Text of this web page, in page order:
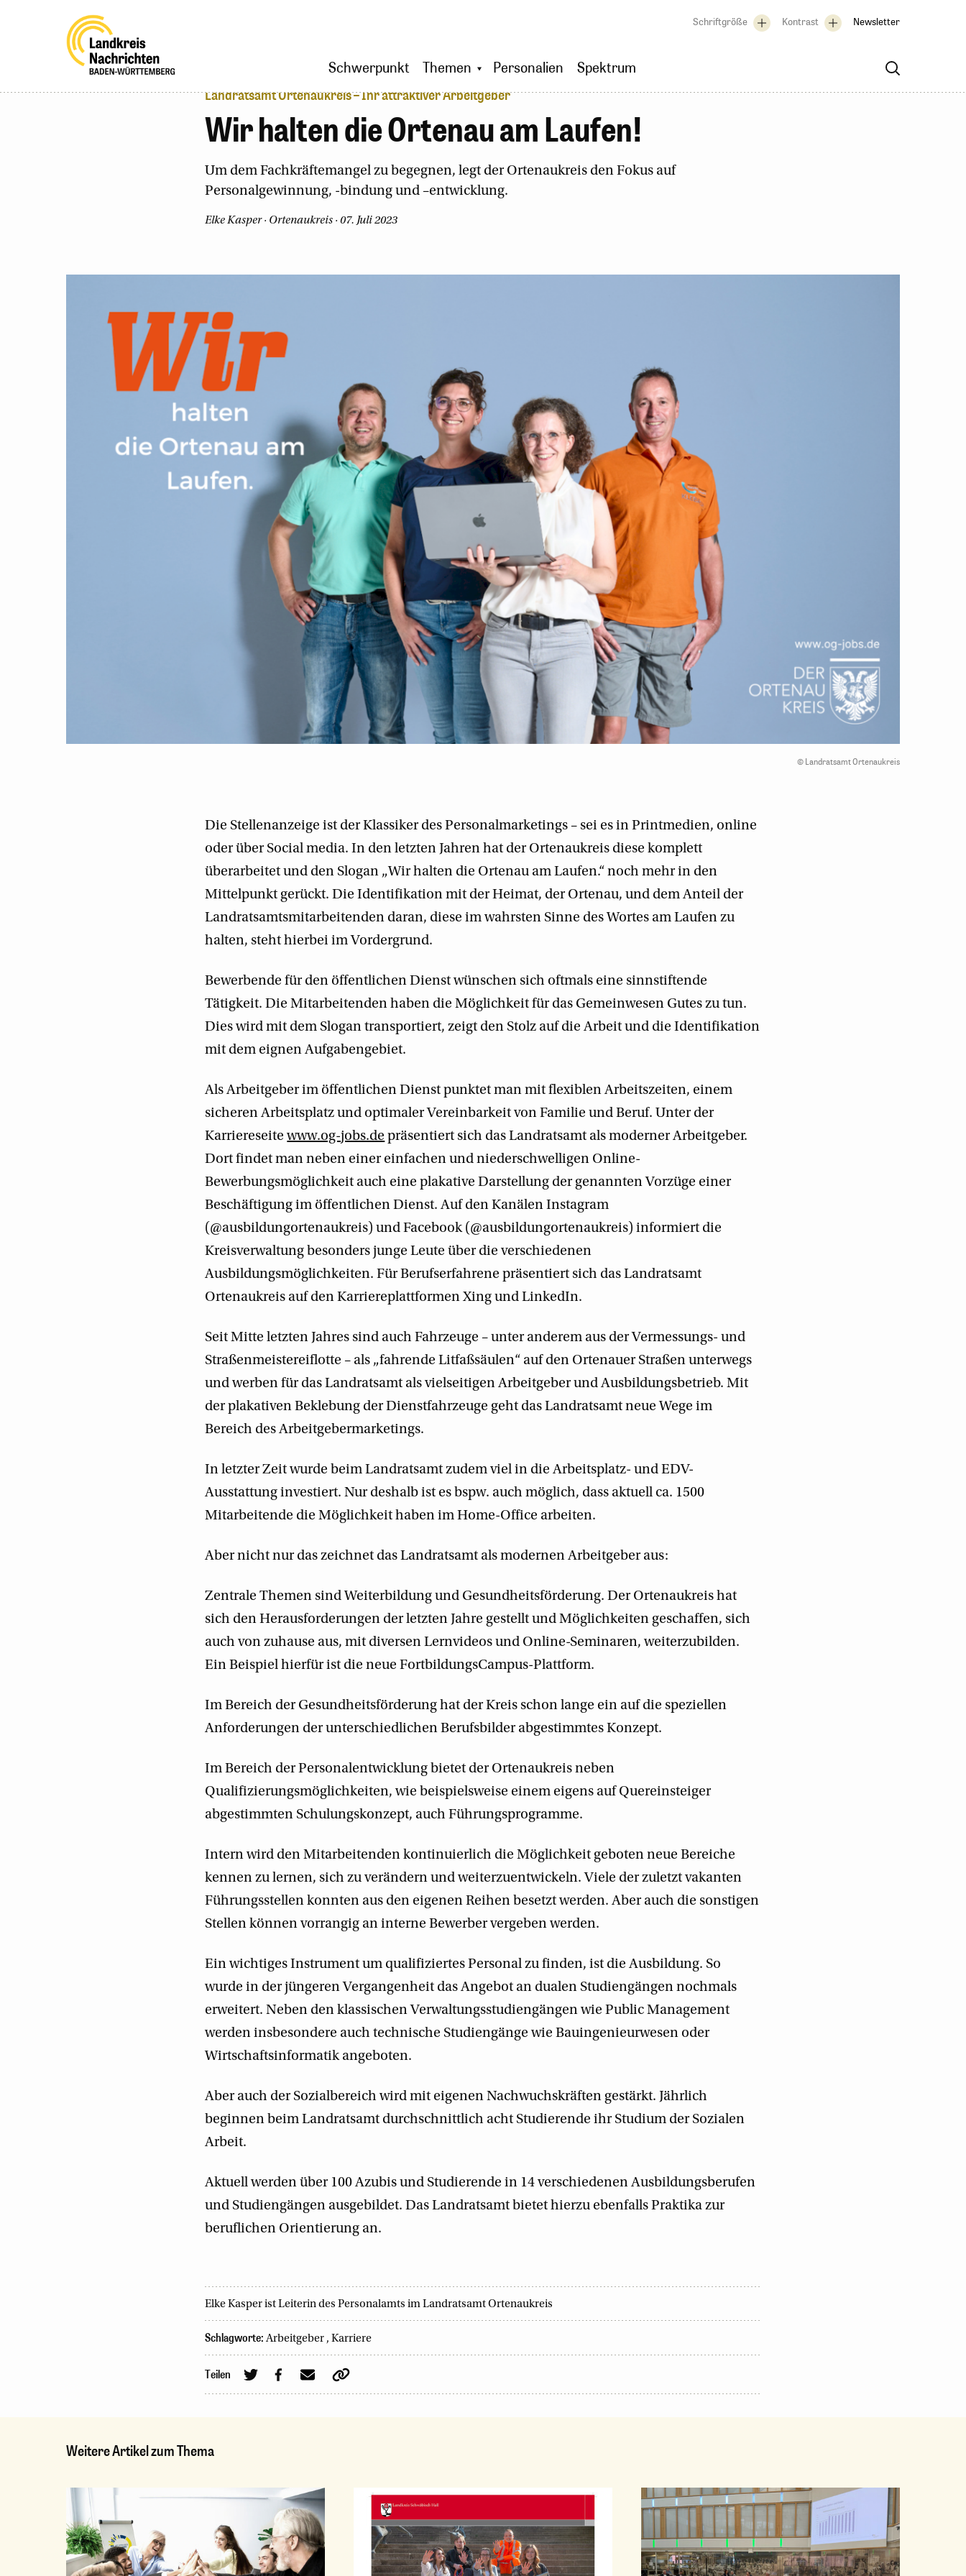
Schriftgröße Kontrast Newsletter
Schwerpunkt Themen Personalien
Spektrum
Landratsamt Ortenaukreis – Ihr attraktiver Arbeitgeber
Wir halten die Ortenau am Laufen!
Um dem Fachkräftemangel zu begegnen, legt der Ortenaukreis den Fokus auf
Personalgewinnung, -bindung und –entwicklung.
Elke Kasper· Ortenaukreis · 07. Juli 2023
© Landratsamt Ortenaukreis
Die Stellenanzeige ist der Klassiker des Personalmarketings – sei es in Printmedien, online
oder über Social media. In den letzten Jahren hat der Ortenaukreis diese komplett
überarbeitet und den Slogan „Wir halten die Ortenau am Laufen.“ noch mehr in den
Mittelpunkt gerückt. Die Identifikation mit der Heimat, der Ortenau, und dem Anteil der
Landratsamtsmitarbeitenden daran, diese im wahrsten Sinne des Wortes am Laufen zu
halten, steht hierbei im Vordergrund.
Bewerbende für den öffentlichen Dienst wünschen sich oftmals eine sinnstiftende
Tätigkeit. Die Mitarbeitenden haben die Möglichkeit für das Gemeinwesen Gutes zu tun.
Dies wird mit dem Slogan transportiert, zeigt den Stolz auf die Arbeit und die Identifikation
mit dem eignen Aufgabengebiet.
Als Arbeitgeber im öffentlichen Dienst punktet man mit flexiblen Arbeitszeiten, einem
sicheren Arbeitsplatz und optimaler Vereinbarkeit von Familie und Beruf. Unter der
Karriereseitewww.og-jobs.de präsentiert sich das Landratsamt als moderner Arbeitgeber.
Dort findet man neben einer einfachen und niederschwelligen Online-
Bewerbungsmöglichkeit auch eine plakative Darstellung der genannten Vorzüge einer
Beschäftigung im öffentlichen Dienst. Auf den Kanälen Instagram
(@ausbildungortenaukreis) und Facebook (@ausbildungortenaukreis) informiert die
Kreisverwaltung besonders junge Leute über die verschiedenen
Ausbildungsmöglichkeiten. Für Berufserfahrene präsentiert sich das Landratsamt
Ortenaukreis auf den Karriereplattformen Xing und LinkedIn.
Seit Mitte letzten Jahres sind auch Fahrzeuge – unter anderem aus der Vermessungs- und
Straßenmeistereiflotte – als „fahrende Litfaßsäulen“ auf den Ortenauer Straßen unterwegs
und werben für das Landratsamt als vielseitigen Arbeitgeber und Ausbildungsbetrieb. Mit
der plakativen Beklebung der Dienstfahrzeuge geht das Landratsamt neue Wege im
Bereich des Arbeitgebermarketings.
In letzter Zeit wurde beim Landratsamt zudem viel in die Arbeitsplatz- und EDV-
Ausstattung investiert. Nur deshalb ist es bspw. auch möglich, dass aktuell ca. 1500
Mitarbeitende die Möglichkeit haben im Home-Office arbeiten.
Aber nicht nur das zeichnet das Landratsamt als modernen Arbeitgeber aus:
Zentrale Themen sind Weiterbildung und Gesundheitsförderung. Der Ortenaukreis hat
sich den Herausforderungen der letzten Jahre gestellt und Möglichkeiten geschaffen, sich
auch von zuhause aus, mit diversen Lernvideos und Online-Seminaren, weiterzubilden.
Ein Beispiel hierfür ist die neue FortbildungsCampus-Plattform.
Im Bereich der Gesundheitsförderung hat der Kreis schon lange ein auf die speziellen
Anforderungen der unterschiedlichen Berufsbilder abgestimmtes Konzept.
Im Bereich der Personalentwicklung bietet der Ortenaukreis neben
Qualifizierungsmöglichkeiten, wie beispielsweise einem eigens auf Quereinsteiger
abgestimmten Schulungskonzept, auch Führungsprogramme.
Intern wird den Mitarbeitenden kontinuierlich die Möglichkeit geboten neue Bereiche
kennen zu lernen, sich zu verändern und weiterzuentwickeln. Viele der zuletzt vakanten
Führungsstellen konnten aus den eigenen Reihen besetzt werden. Aber auch die sonstigen
Stellen können vorrangig an interne Bewerber vergeben werden.
Ein wichtiges Instrument um qualifiziertes Personal zu finden, ist die Ausbildung. So
wurde in der jüngeren Vergangenheit das Angebot an dualen Studiengängen nochmals
erweitert. Neben den klassischen Verwaltungsstudiengängen wie Public Management
werden insbesondere auch technische Studiengänge wie Bauingenieurwesen oder
Wirtschaftsinformatik angeboten.
Aber auch der Sozialbereich wird mit eigenen Nachwuchskräften gestärkt. Jährlich
beginnen beim Landratsamt durchschnittlich acht Studierende ihr Studium der Sozialen
Arbeit.
Aktuell werden über 100 Azubis und Studierende in 14 verschiedenen Ausbildungsberufen
und Studiengängen ausgebildet. Das Landratsamt bietet hierzu ebenfalls Praktika zur
beruflichen Orientierung an.
Elke Kasper ist Leiterin des Personalamts im Landratsamt Ortenaukreis
Schlagworte: Arbeitgeber ,Karriere
Teilen
Weitere Artikel zum Thema